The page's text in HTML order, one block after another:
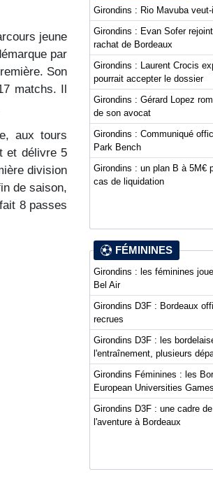
jeune
par
Son
matchs. Il
aux tours
et délivre 5
division
de saison,
8 passes
Girondins : Rio Mavuba
Girondins : Evan Sofer
rachat de Bordeaux
Girondins : Laurent Crocis
pourrait accepter le dossier
Girondins : Gérard Lopez
de son avocat
Girondins : Communiqué
Park Bench
Girondins : un plan B à 5M€
cas de liquidation
FÉMININES
Girondins : les féminines
Bel Air
Girondins D3F : Bordeaux
recrues
Girondins D3F : les
l'entraînement, plusieurs
Girondins Féminines : les
European Universities Games
Girondins D3F : une cadre
l'aventure à Bordeaux